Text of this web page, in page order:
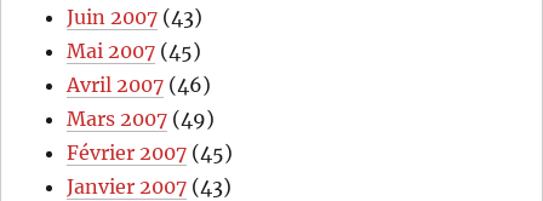
Juin 2007 (43)
Mai 2007 (45)
Avril 2007 (46)
Mars 2007 (49)
Février 2007 (45)
Janvier 2007 (43)